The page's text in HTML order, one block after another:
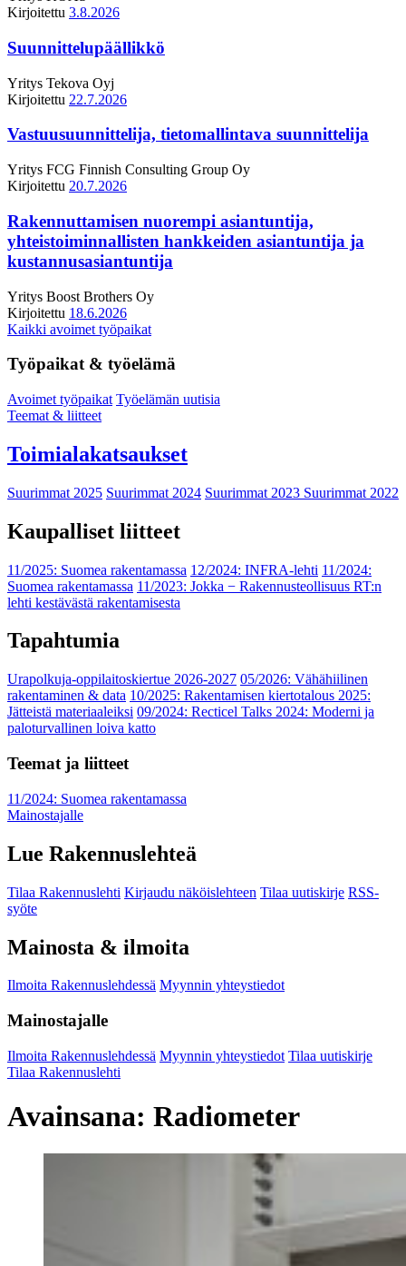
Kirjoitettu 3.8.2026
Suunnittelupäällikkö
Yritys Tekova Oyj
Kirjoitettu 22.7.2026
Vastuusuunnittelija, tietomallintava suunnittelija
Yritys FCG Finnish Consulting Group Oy
Kirjoitettu 20.7.2026
Rakennuttamisen nuorempi asiantuntija,
yhteistoiminnallisten hankkeiden asiantuntija ja
kustannusasiantuntija
Yritys Boost Brothers Oy
Kirjoitettu 18.6.2026
Kaikki avoimet työpaikat
Työpaikat & työelämä
Avoimet työpaikat Työelämän uutisia
Teemat & liitteet
Toimialakatsaukset
Suurimmat 2025 Suurimmat 2024 Suurimmat 2023 Suurimmat 2022
Kaupalliset liitteet
11/2025: Suomea rakentamassa 12/2024: INFRA-lehti 11/2024:
Suomea rakentamassa 11/2023: Jokka − Rakennusteollisuus RT:n
lehti kestävästä rakentamisesta
Tapahtumia
Urapolkuja-oppilaitoskiertue 2026-2027 05/2026: Vähähiilinen
rakentaminen & data 10/2025: Rakentamisen kiertotalous 2025:
Jätteistä materiaaleiksi 09/2024: Recticel Talks 2024: Moderni ja
paloturvallinen loiva katto
Teemat ja liitteet
11/2024: Suomea rakentamassa
Mainostajalle
Lue Rakennuslehteä
Tilaa Rakennuslehti Kirjaudu näköislehteen Tilaa uutiskirje RSS-
syöte
Mainosta & ilmoita
Ilmoita Rakennuslehdessä Myynnin yhteystiedot
Mainostajalle
Ilmoita Rakennuslehdessä Myynnin yhteystiedot Tilaa uutiskirje
Tilaa Rakennuslehti
Avainsana: Radiometer